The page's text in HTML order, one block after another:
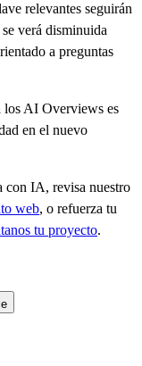
relevantes seguirán
verá disminuida
a preguntas
los AI Overviews es
en el nuevo
con IA, revisa nuestro
web, o refuerza tu
tu proyecto.